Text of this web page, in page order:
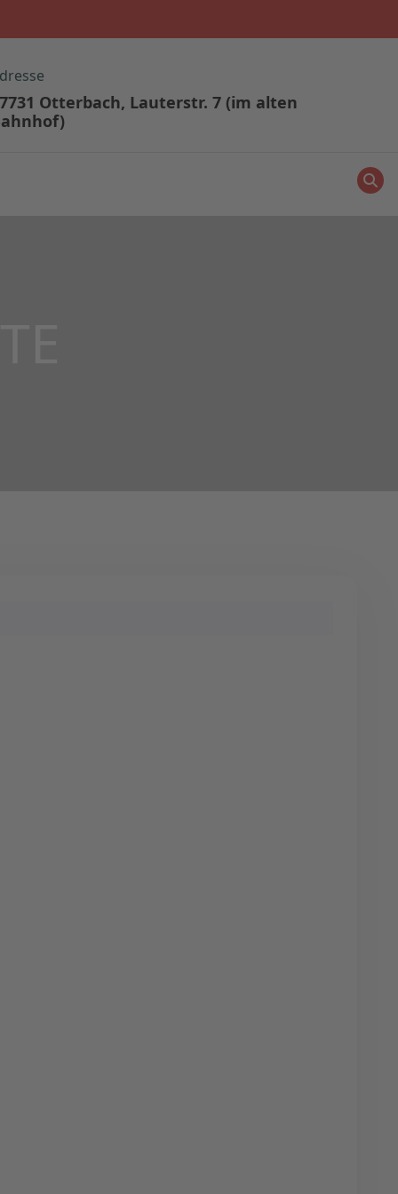
Otterbach, Lauterstr. 7 (im alten